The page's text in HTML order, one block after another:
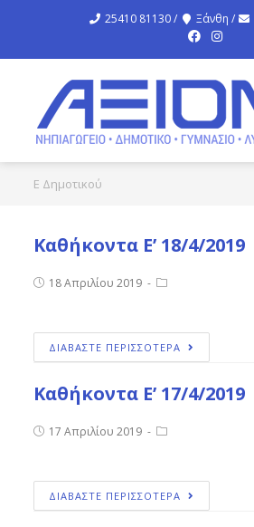
25410 81130 / Ξάνθη /
Ε Δημοτικού
Καθήκοντα Ε’ 18/4/2019
18 Απριλίου 2019
ΔΙΑΒΑΣΤΕ ΠΕΡΙΣΣΟΤΕΡΑ
Καθήκοντα Ε’ 17/4/2019
17 Απριλίου 2019
ΔΙΑΒΑΣΤΕ ΠΕΡΙΣΣΟΤΕΡΑ